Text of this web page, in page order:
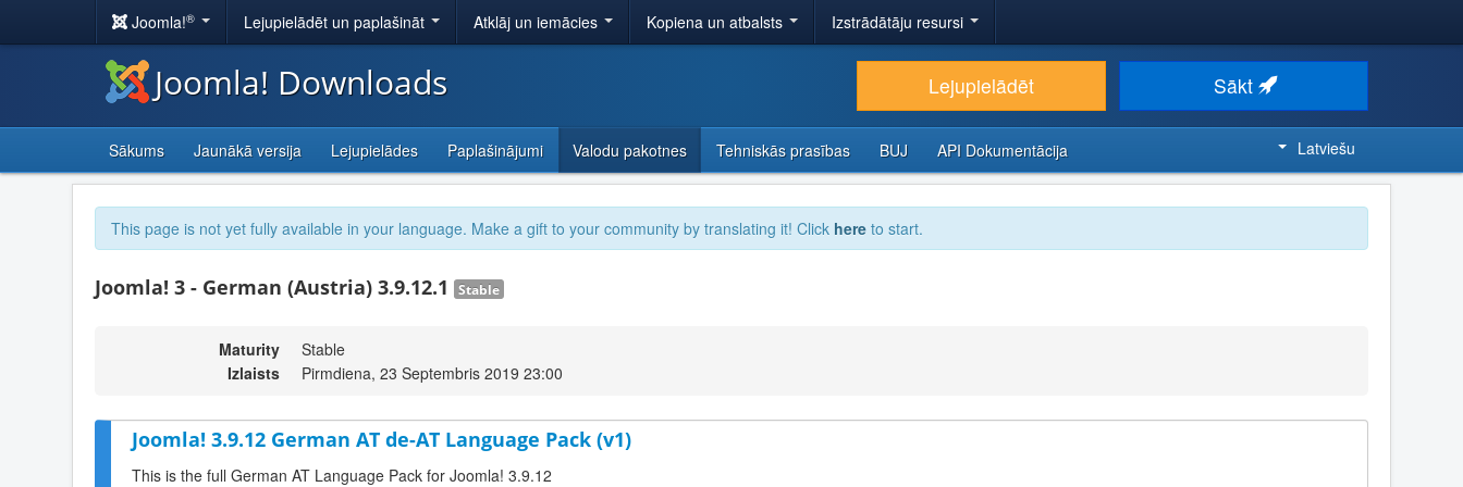
Joomla!® Lejupielādēt un paplašināt Atklāj un iemācies Kopiena un atbalsts Izstrādātāju resursi
Joomla! Downloads Lejupielādēt Sākt
Sākums Jaunākā versija Lejupielādes Paplašinājumi Valodu pakotnes Tehniskās prasības BUJ API Dokumentācija Latviešu
This page is not yet fully available in your language. Make a gift to your community by translating it! Click here to start.
Joomla! 3 - German (Austria) 3.9.12.1 Stable
Maturity
Stable
Izlaists
Pirmdiena, 23 Septembris 2019 23:00
Joomla! 3.9.12 German AT de-AT Language Pack (v1)
This is the full German AT Language Pack for Joomla! 3.9.12